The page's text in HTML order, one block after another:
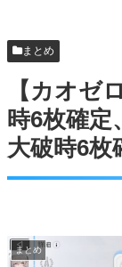
まとめ
【カオゼ
時6枚確定
大破時6枚
まとめ